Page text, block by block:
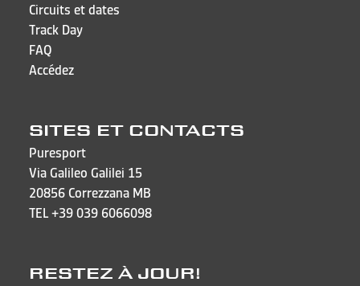
Circuits et dates
Track Day
FAQ
Accédez
SITES ET CONTACTS
Puresport
Via Galileo Galilei 15
20856 Correzzana MB
TEL+39 039 6066098
RESTEZ À JOUR!